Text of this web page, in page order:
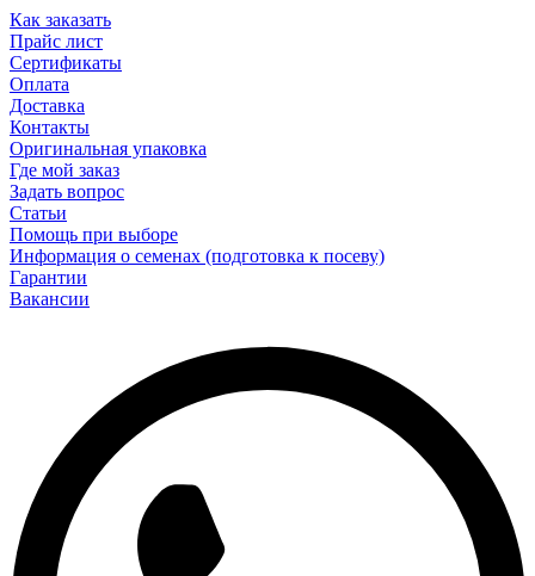
Как заказать
Прайс лист
Сертификаты
Оплата
Доставка
Контакты
Оригинальная упаковка
Где мой заказ
Задать вопрос
Статьи
Помощь при выборе
Информация о семенах (подготовка к посеву)
Гарантии
Вакансии